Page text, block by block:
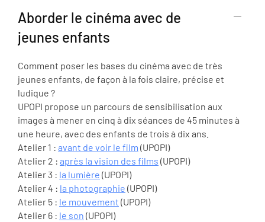
Aborder le cinéma avec de
jeunes enfants
Comment poser les bases du cinéma avec de très
jeunes enfants, de façon à la fois claire, précise et
ludique ?
UPOPI propose un parcours de sensibilisation aux
images à mener en cinq à dix séances de 45 minutes à
une heure, avec des enfants de trois à dix ans.
Atelier 1 : avant de voir le film (UPOPI)
Atelier 2 : après la vision des films (UPOPI)
Atelier 3 : la lumière (UPOPI)
Atelier 4 : la photographie (UPOPI)
Atelier 5 : le mouvement (UPOPI)
Atelier 6 : le son (UPOPI)